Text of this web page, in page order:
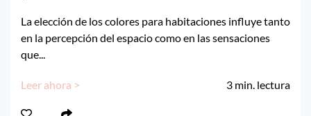
La elección de los colores para habitaciones influye tanto
en la percepción del espacio como en las sensaciones
que...
Leer ahora > 3 min. lectura